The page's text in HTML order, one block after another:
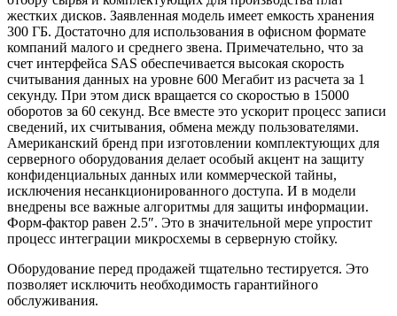
жестких дисков. Заявленная модель имеет емкость хранения
300 ГБ. Достаточно для использования в офисном формате
компаний малого и среднего звена. Примечательно, что за
счет интерфейса SAS обеспечивается высокая скорость
считывания данных на уровне 600 Мегабит из расчета за 1
секунду. При этом диск вращается со скоростью в 15000
оборотов за 60 секунд. Все вместе это ускорит процесс записи
сведений, их считывания, обмена между пользователями.
Американский бренд при изготовлении комплектующих для
серверного оборудования делает особый акцент на защиту
конфиденциальных данных или коммерческой тайны,
исключения несанкционированного доступа. И в модели
внедрены все важные алгоритмы для защиты информации.
Форм-фактор равен 2.5″. Это в значительной мере упростит
процесс интеграции микросхемы в серверную стойку.
Оборудование перед продажей тщательно тестируется. Это
позволяет исключить необходимость гарантийного
обслуживания.